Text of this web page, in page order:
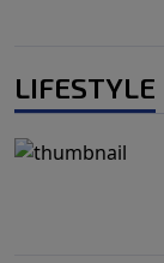
LIFESTYLE